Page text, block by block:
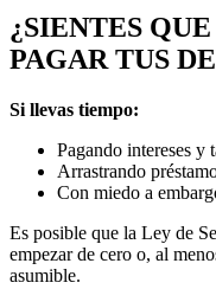
¿SIENTES
PAGAR TUS
Si llevas tiempo:
Pagando intereses y
Arrastrando
Con miedo a
Es posible que la Ley de
empezar de cero o, al
asumible.